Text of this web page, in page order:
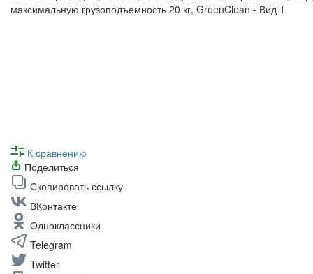
К сравнению
Поделиться
Скопировать ссылку
ВКонтакте
Одноклассники
Telegram
Twitter